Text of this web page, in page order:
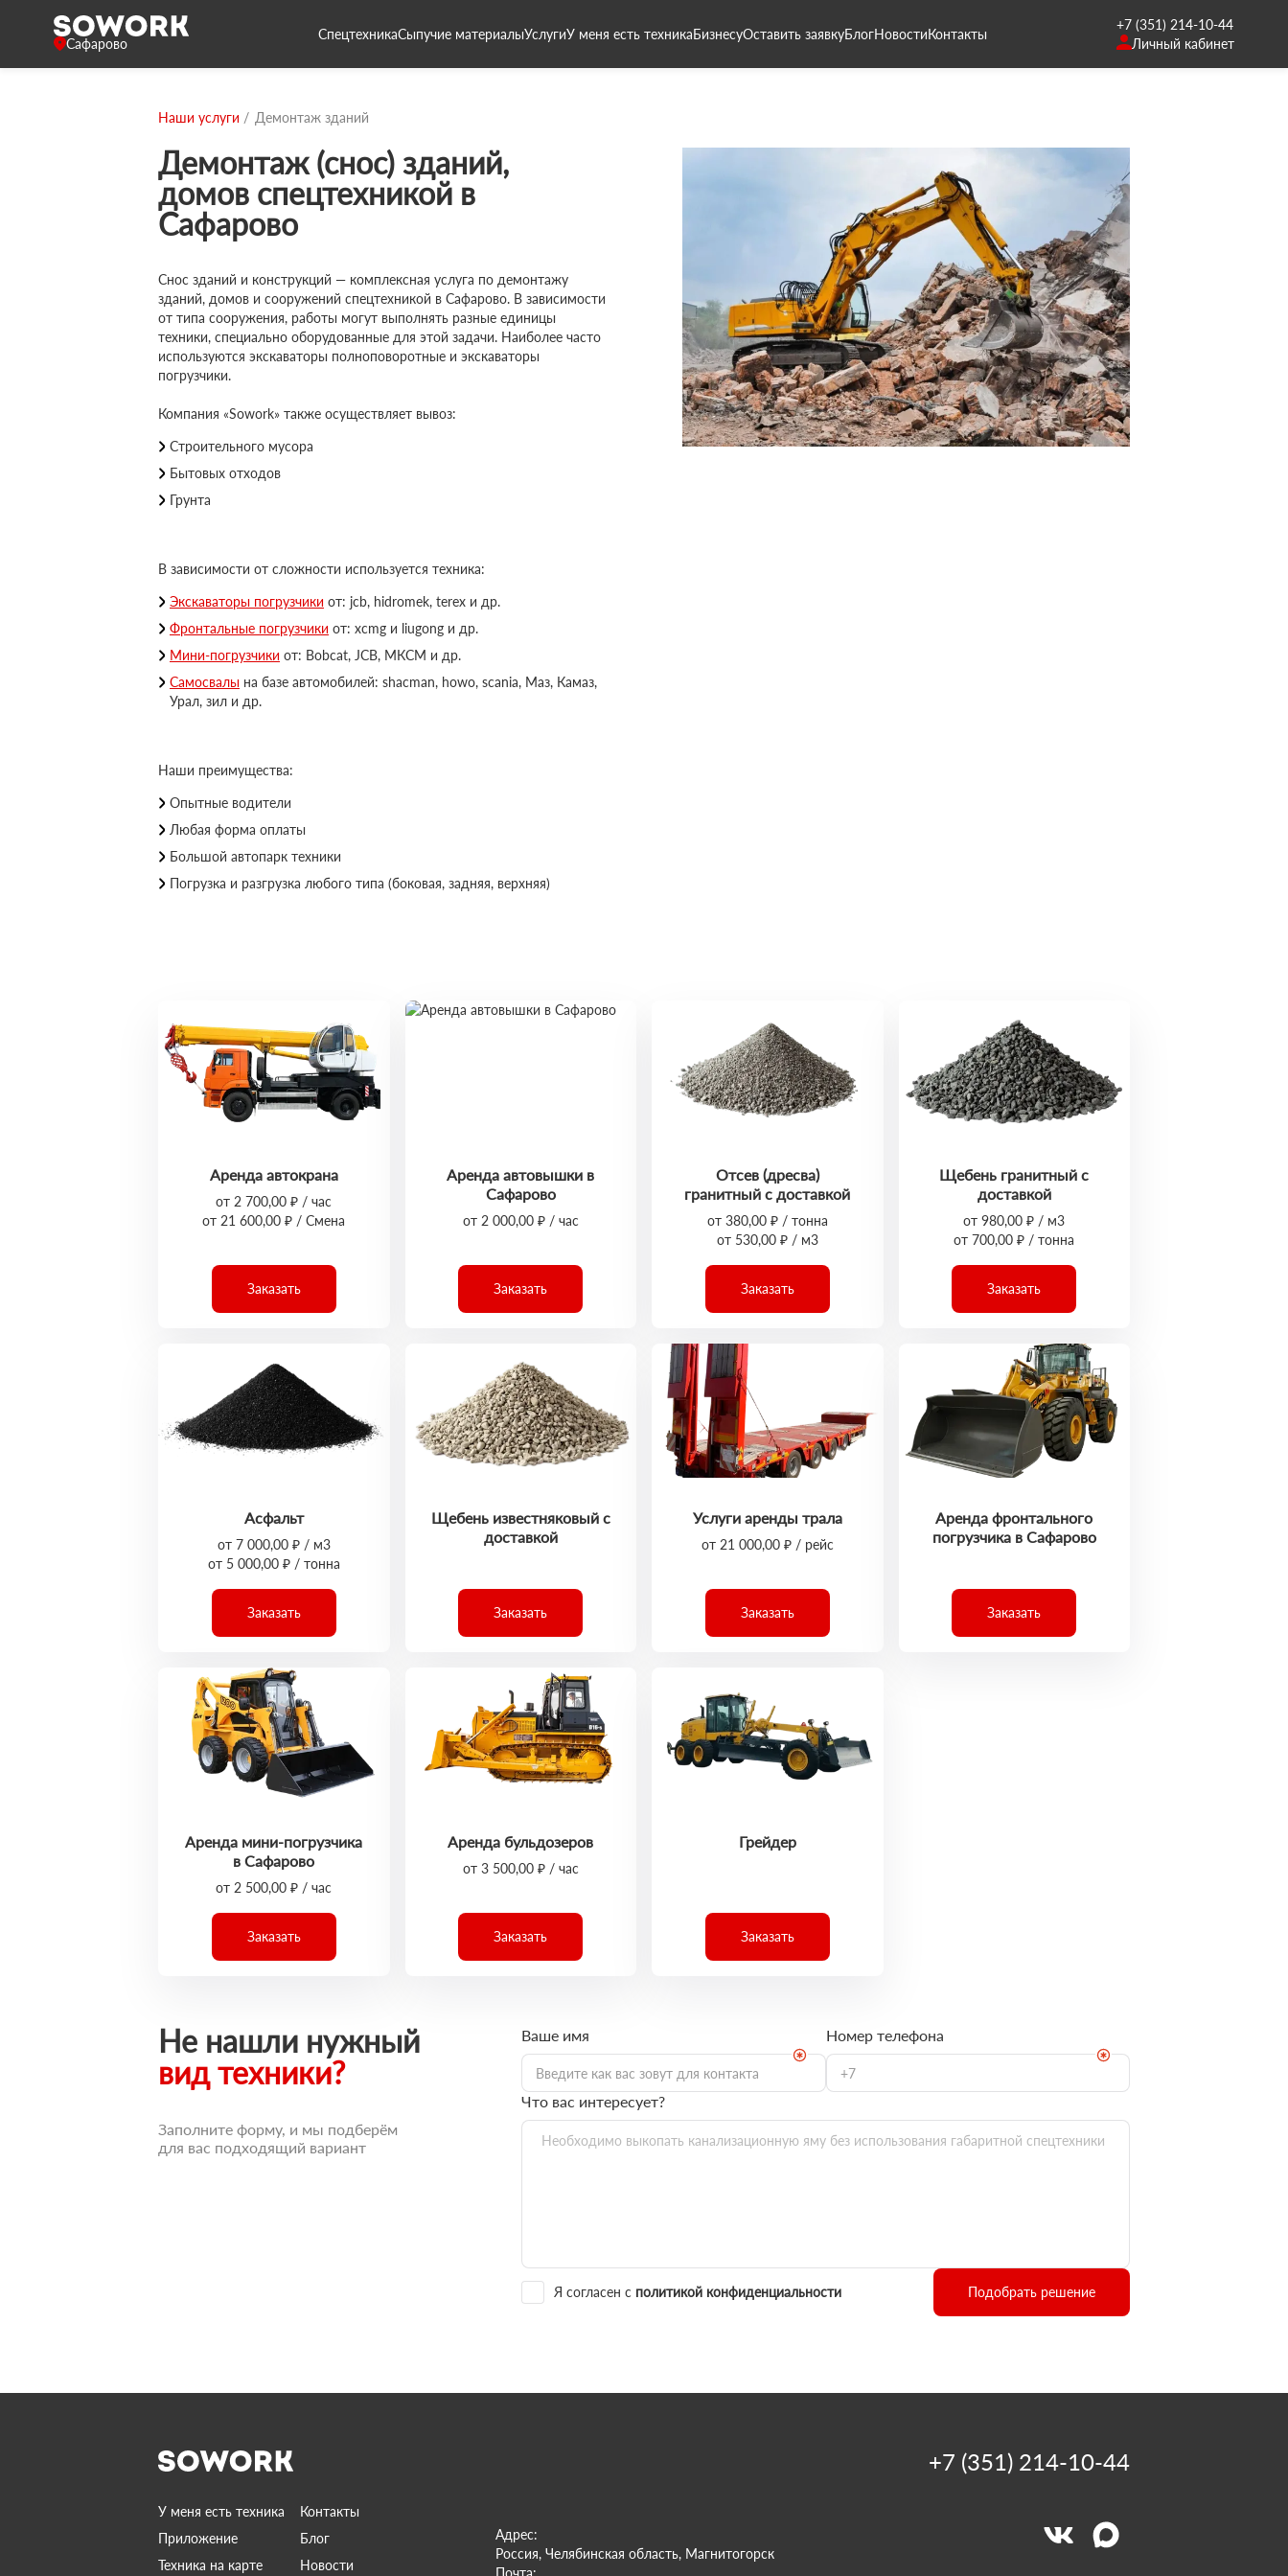
Сафарово
СпецтехникаСыпучие материалыУслугиУ меня есть техникаБизнесуОставить заявкуБлогНовостиКонтакты
+7 (351) 214-10-44
Личный кабинет
Наши услуги Демонтаж зданий
Демонтаж (снос) зданий,
домов спецтехникой в
Сафарово
Снос зданий и конструкций — комплексная услуга по демонтажу
зданий, домов и сооружений спецтехникой в Сафарово. В зависимости
от типа сооружения, работы могут выполнять разные единицы
техники, специально оборудованные для этой задачи. Наиболее часто
используются экскаваторы полноповоротные и экскаваторы
погрузчики.
Компания «Sowork» также осуществляет вывоз:
Строительного мусора
Бытовых отходов
Грунта
В зависимости от сложности используется техника:
Экскаваторы погрузчики от: jcb, hidromek, terex и др.
Фронтальные погрузчики от: xcmg и liugong и др.
Мини-погрузчики от: Bobcat, JCB, МКСМ и др.
Самосвалы на базе автомобилей: shacman, howo, scania, Маз, Камаз,
Урал, зил и др.
Наши преимущества:
Опытные водители
Любая форма оплаты
Большой автопарк техники
Погрузка и разгрузка любого типа (боковая, задняя, верхняя)
Аренда автокрана
от 2 700,00 ₽ / час
от 21 600,00 ₽ / Смена
Заказать
Аренда автовышки в
Сафарово
от 2 000,00 ₽ / час
Заказать
Отсев (дресва)
гранитный с доставкой
от 380,00 ₽ / тонна
от 530,00 ₽ / м3
Заказать
Щебень гранитный с
доставкой
от 980,00 ₽ / м3
от 700,00 ₽ / тонна
Заказать
Асфальт
от 7 000,00 ₽ / м3
от 5 000,00 ₽ / тонна
Заказать
Щебень известняковый с
доставкой
Заказать
Услуги аренды трала
от 21 000,00 ₽ / рейс
Заказать
Аренда фронтального
погрузчика в Сафарово
Заказать
Аренда мини-погрузчика
в Сафарово
от 2 500,00 ₽ / час
Заказать
Аренда бульдозеров
от 3 500,00 ₽ / час
Заказать
Грейдер
Заказать
Не нашли нужный
вид техники?
Заполните форму, и мы подберём
для вас подходящий вариант
Ваше имя Номер телефона
Что вас интересует?
Я согласен с политикой конфиденциальности Подобрать решение
У меня есть техника
Контакты
Приложение
Блог
Техника на карте
Новости
Адрес:
Россия, Челябинская область, Магнитогорск
Почта:
+7 (351) 214-10-44